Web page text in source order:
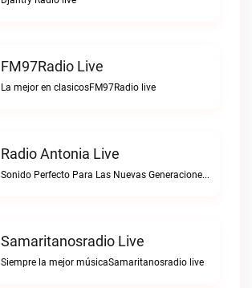
FM97Radio Live
La mejor en clasicosFM97Radio live
Radio Antonia Live
Sonido Perfecto Para Las Nuevas GeneracionesRadio Antonia live
Samaritanosradio Live
Siempre la mejor músicaSamaritanosradio live